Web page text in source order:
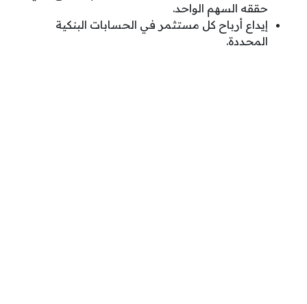
حققه السهم الواحد.
إيداع أرباح كل مستثمر في الحسابات البنكية
المحددة.